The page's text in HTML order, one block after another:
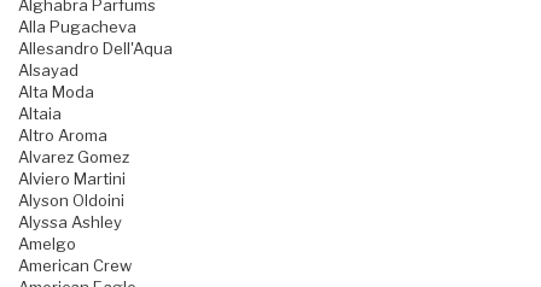
Alghabra Parfums
Alla Pugacheva
Allesandro Dell'Aqua
Alsayad
Alta Moda
Altaia
Altro Aroma
Alvarez Gomez
Alviero Martini
Alyson Oldoini
Alyssa Ashley
Amelgo
American Crew